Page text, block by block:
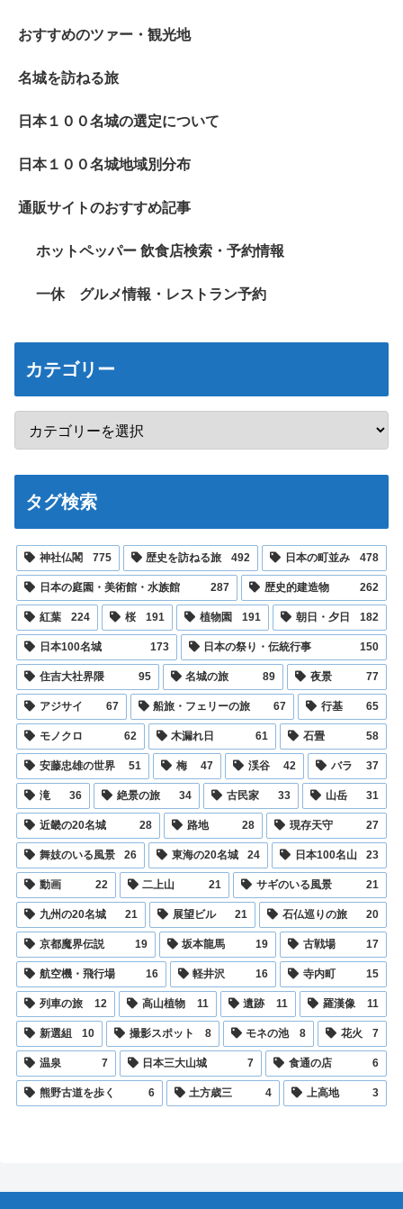
おすすめのツァー・観光地
名城を訪ねる旅
日本１００名城の選定について
日本１００名城地域別分布
通販サイトのおすすめ記事
ホットペッパー 飲食店検索・予約情報
一休 グルメ情報・レストラン予約
カテゴリー
タグ検索
神社仏閣 775 歴史を訪ねる旅 492 日本の町並み 478
日本の庭園・美術館・水族館 287 歴史的建造物 262
紅葉 224 桜 191 植物園 191 朝日・夕日 182
日本100名城 173 日本の祭り・伝統行事 150
住吉大社界隈 95 名城の旅 89 夜景 77
アジサイ 67 船旅・フェリーの旅 67 行基 65
モノクロ 62 木漏れ日 61 石畳 58
安藤忠雄の世界 51 梅 47 渓谷 42 バラ 37
滝 36 絶景の旅 34 古民家 33 山岳 31
近畿の20名城 28 路地 28 現存天守 27
舞妓のいる風景 26 東海の20名城 24 日本100名山 23
動画 22 二上山 21 サギのいる風景 21
九州の20名城 21 展望ビル 21 石仏巡りの旅 20
京都魔界伝説 19 坂本龍馬 19 古戦場 17
航空機・飛行場 16 軽井沢 16 寺内町 15
列車の旅 12 高山植物 11 遺跡 11 羅漢像 11
新選組 10 撮影スポット 8 モネの池 8 花火 7
温泉 7 日本三大山城 7 食通の店 6
熊野古道を歩く 6 土方歳三 4 上高地 3